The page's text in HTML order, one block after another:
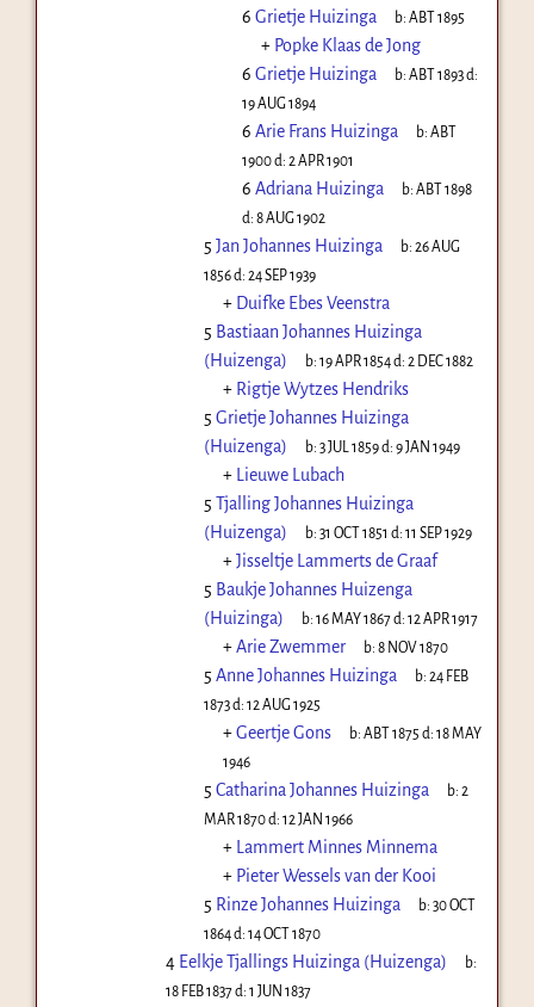
6 Grietje Huizinga b:ABT 1895
+ Popke Klaas de Jong
6 Grietje Huizinga b:ABT 1893d:
19 AUG 1894
6 Arie Frans Huizinga b:ABT
1900d: 2 APR 1901
6 Adriana Huizinga b:ABT 1898
d: 8 AUG 1902
5 Jan Johannes Huizinga b:26 AUG
1856d: 24 SEP 1939
+ Duifke Ebes Veenstra
5 Bastiaan Johannes Huizinga
(Huizenga)
b:19 APR 1854d:2 DEC 1882
+ Rigtje Wytzes Hendriks
5 Grietje Johannes Huizinga
(Huizenga)
b:3 JUL 1859d:9 JAN 1949
+ Lieuwe Lubach
5 Tjalling Johannes Huizinga
(Huizenga)
b:31 OCT 1851 d:11 SEP 1929
+Jisseltje Lammerts de Graaf
5 Baukje Johannes Huizenga
(Huizinga)
b:16 MAY 1867d:12 APR 1917
+Arie Zwemmer b:8 NOV 1870
5 Anne Johannes Huizinga b:24 FEB
1873d: 12 AUG 1925
+Geertje Gons b:ABT 1875 d:18 MAY
1946
5 Catharina Johannes Huizinga b:2
MAR 1870d: 12 JAN 1966
+ Lammert Minnes Minnema
+ Pieter Wessels van der Kooi
5 Rinze Johannes Huizinga b:30 OCT
1864d: 14 OCT 1870
4 Eelkje Tjallings Huizinga (Huizenga)
b:
18 FEB 1837d: 1 JUN 1837